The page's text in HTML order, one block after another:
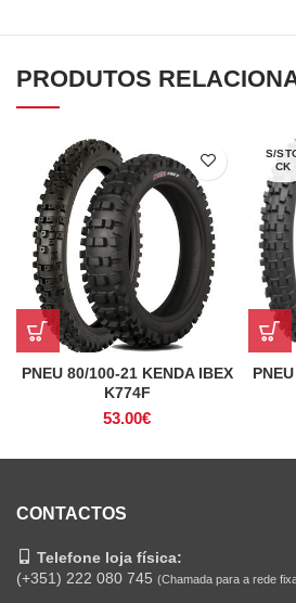
PRODUTOS
PNEU 80/100-21 KENDA IBEX
K774F
53.00€
S/
CK
CONTACTOS
Telefone loja física:
(+351) 222 080 745 (Chamada para a rede